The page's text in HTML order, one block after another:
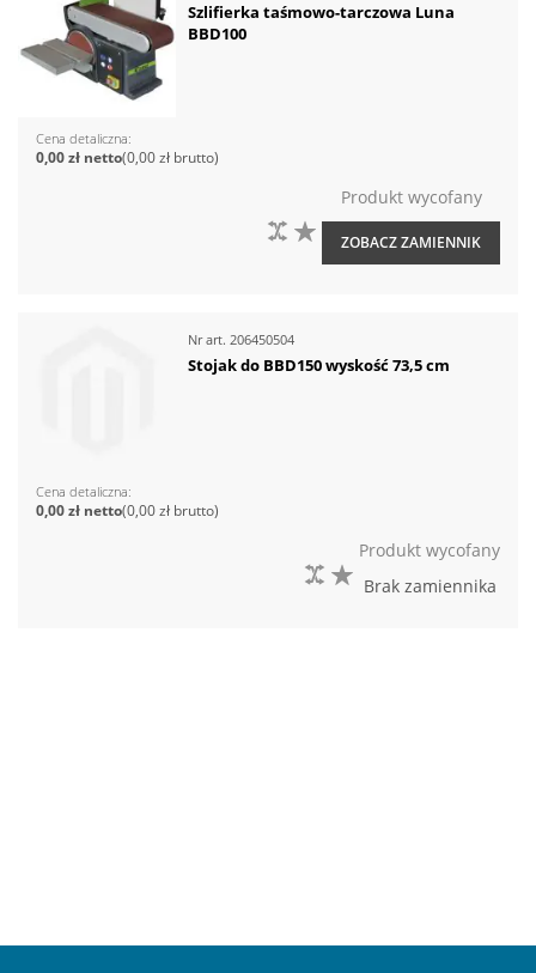
Szlifierka taśmowo-tarczowa Luna
BBD100
Cena detaliczna
0,00 zł
0,00 zł
DO PORÓWNANIA
Produkt wycofany
ZOBACZ ZAMIENNIK
Nr art. 206450504
Stojak do BBD150 wyskość 73,5 cm
Cena detaliczna
0,00 zł
0,00 zł
DO PORÓWNANIA
Produkt wycofany
Brak zamiennika